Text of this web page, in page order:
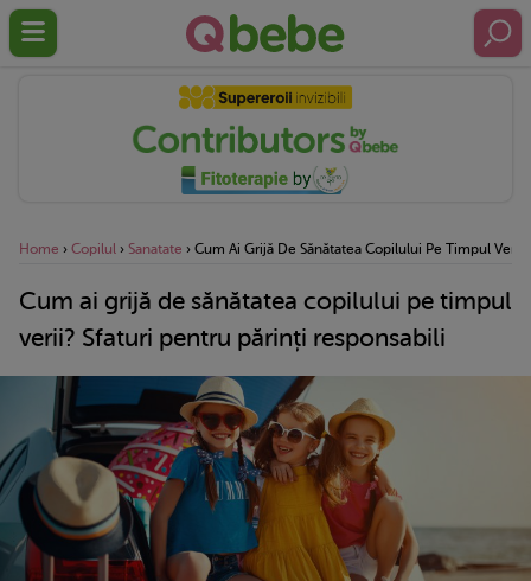
Home › Copilul › Sanatate › Cum Ai Grijă De Sănătatea Copilului Pe Timpul
Cum ai grijă de sănătatea copilului pe timpul
verii? Sfaturi pentru părinți responsabili